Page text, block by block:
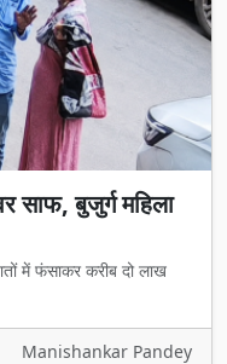
साफ, बुजुर्ग महिला
में फंसाकर करीब दो लाख
Manishankar Pandey